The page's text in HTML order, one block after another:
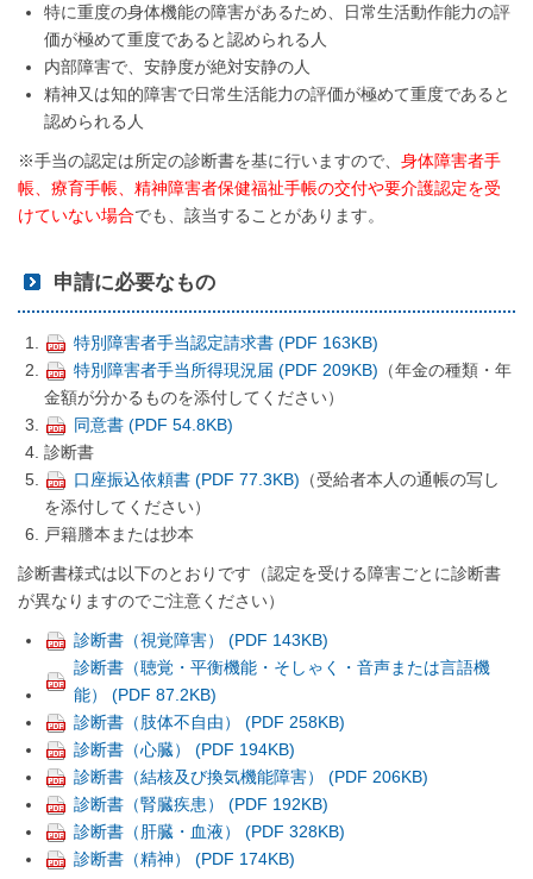
特に重度の身体機能の障害があるため、日常生活動作能力の評
価が極めて重度であると認められる人
内部障害で、安静度が絶対安静の人
精神又は知的障害で日常生活能力の評価が極めて重度であると
認められる人
※手当の認定は所定の診断書を基に行いますので、 身体障害者手
帳、療育手帳、精神障害者保健福祉手帳の交付や要介護認定を受
けていない場合でも、該当することがあります。
申請に必要なもの
特別障害者手当認定請求書 (PDF 163KB)
特別障害者手当所得現況届 (PDF 209KB) （年金の種類・年
金額が分かるものを添付してください）
同意書 (PDF 54.8KB)
診断書
口座振込依頼書 (PDF 77.3KB) （受給者本人の通帳の写し
を添付してください）
戸籍謄本または抄本
診断書様式は以下のとおりです（認定を受ける障害ごとに診断書
が異なりますのでご注意ください）
診断書（視覚障害） (PDF 143KB)
診断書（聴覚・平衡機能・そしゃく・音声または言語機
能） (PDF 87.2KB)
診断書（肢体不自由） (PDF 258KB)
診断書（心臓） (PDF 194KB)
診断書（結核及び換気機能障害） (PDF 206KB)
診断書（腎臓疾患） (PDF 192KB)
診断書（肝臓・血液） (PDF 328KB)
診断書（精神） (PDF 174KB)